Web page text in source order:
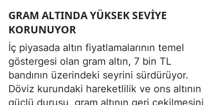
GRAM ALTINDA YÜKSEK SEVIYE
KORUNUYOR
İç piyasada altın fiyatlamalarının temel
göstergesi olan gram altın, 7 bin TL
bandının üzerindeki seyrini sürdürüyor.
Döviz kurundaki hareketlilik ve ons altının
güçlü duruşu, gram altının geri çekilmesini